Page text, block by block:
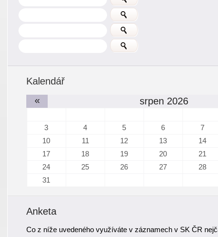
Kalendář
«
srpen 2026
3 4 5 6
7
10
11 12 13
14
17
18 19 20
21
24
25 26 27
28
31
Anketa
Co z níže uvedeného využíváte v záznamech v SK ČR